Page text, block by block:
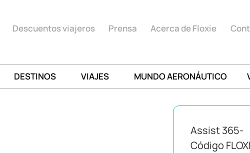
Descuentos viajeros Prensa Acerca de Floxie
DESTINOS VIAJES MUNDO AERONÁUTICO
Assist 365-
Código